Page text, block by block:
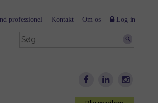
professionel Kontakt Om os Log-in